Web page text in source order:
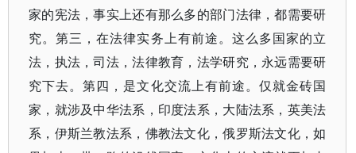
家的宪法，事实上还有那么多的部门法律，都需要研
究。第三，在法律实务上有前途。这么多国家的立
法，执法，司法，法律教育，法学研究，永远需要研
究下去。第四，是文化交流上有前途。仅就金砖国
家，就涉及中华法系，印度法系，大陆法系，英美法
系，伊斯兰教法系，佛教法文化，俄罗斯法文化，如